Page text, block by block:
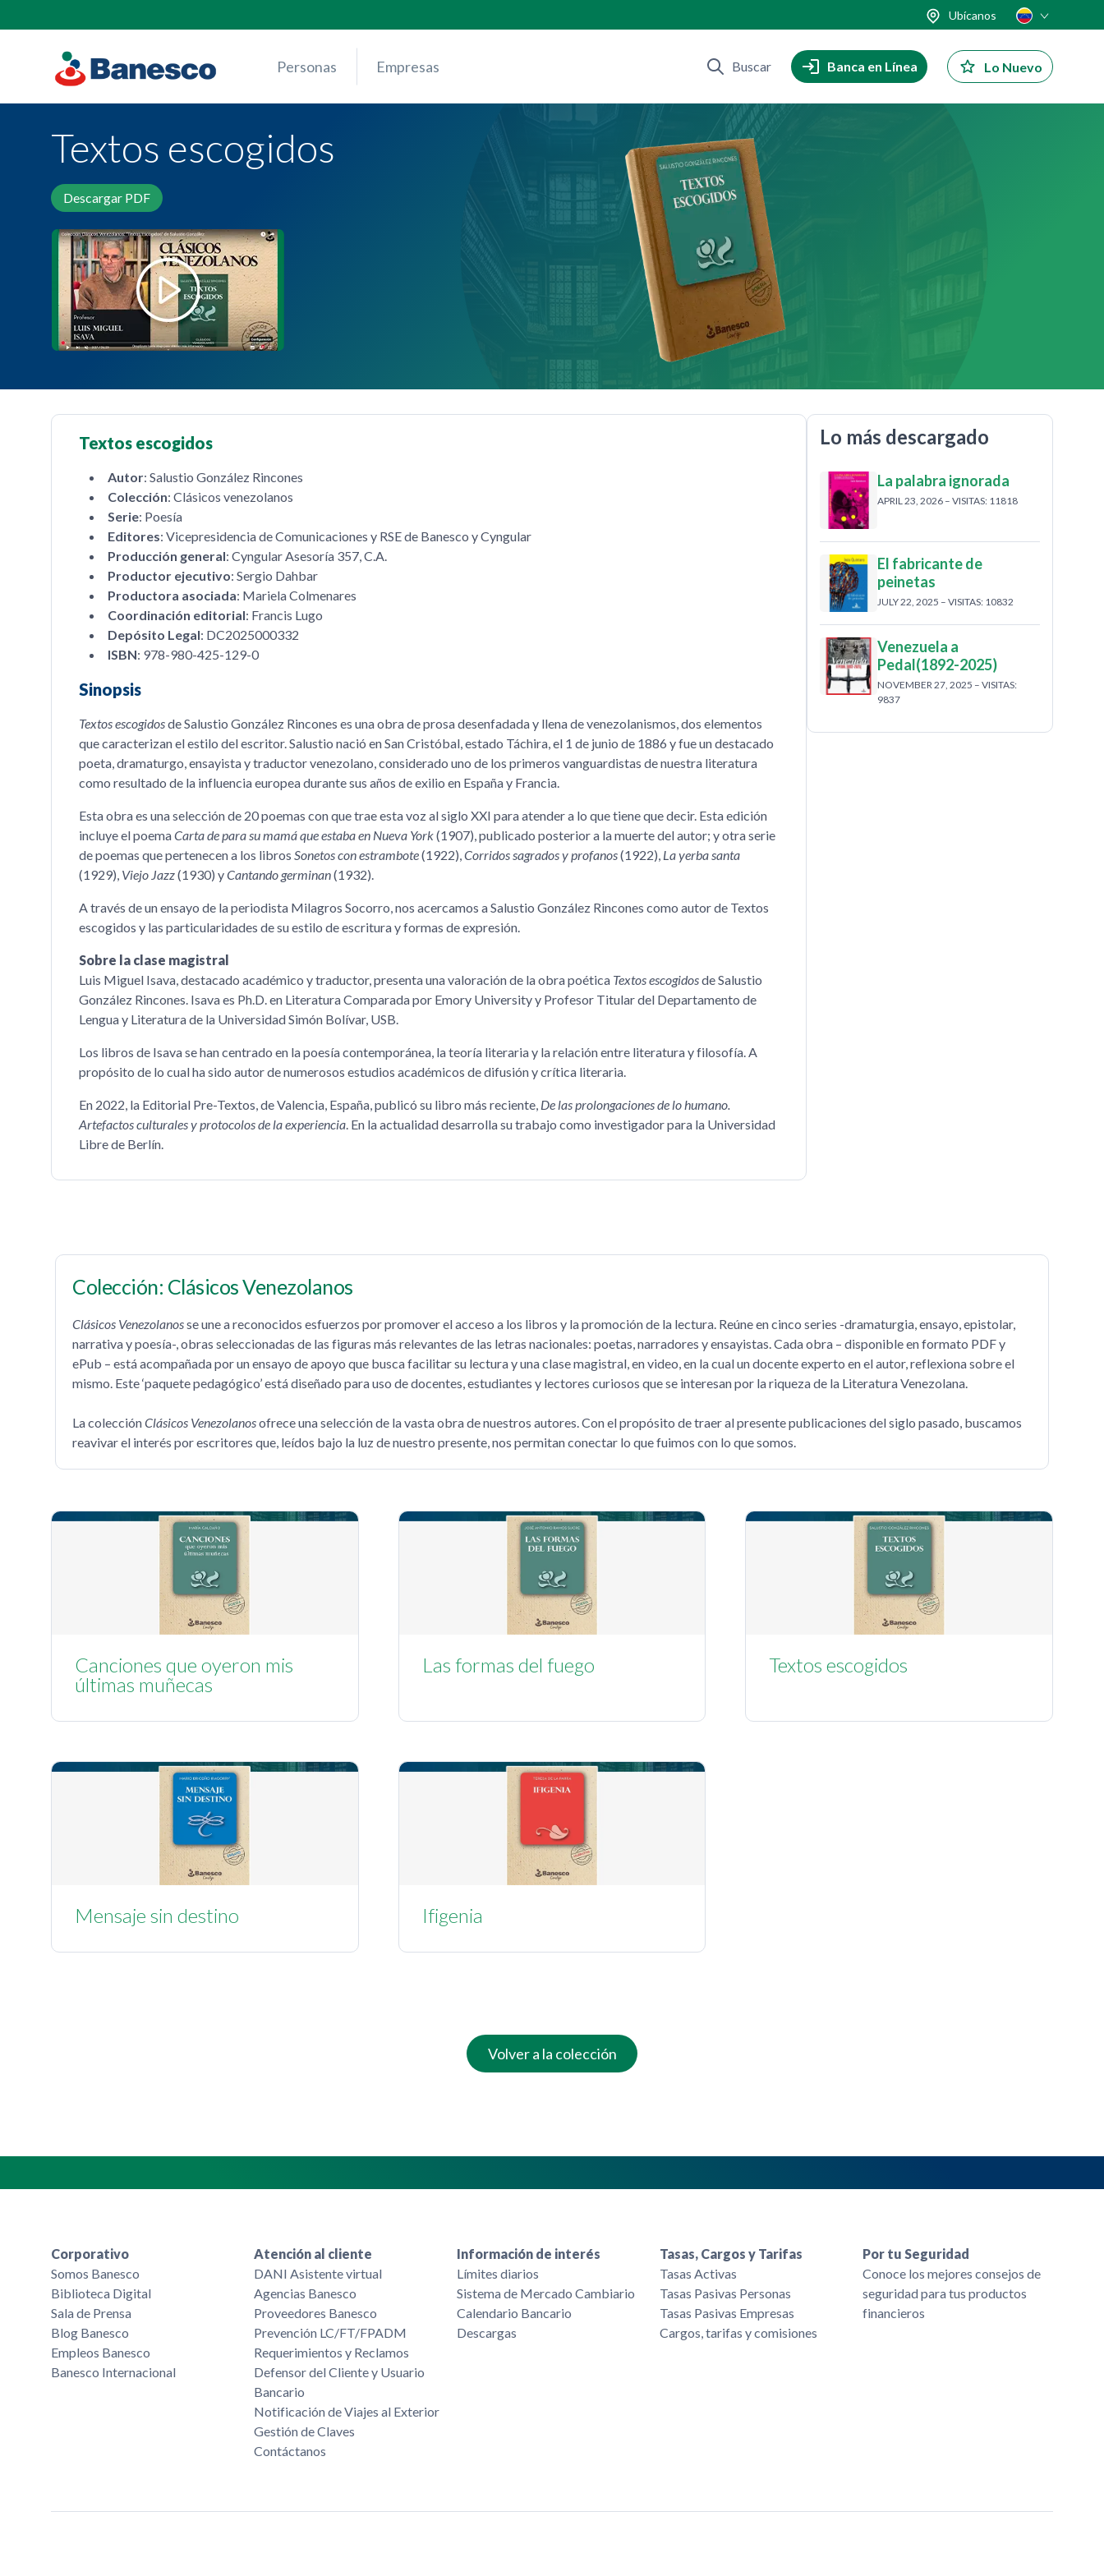
content
Ubícanos
Personas Empresas Buscar Banca en Línea Lo Nuevo
Textos escogidos
Descargar PDF
Textos escogidos
Autor: Salustio González Rincones
Colección: Clásicos venezolanos
Serie: Poesía
Editores: Vicepresidencia de Comunicaciones y RSE de Banesco y Cyngular
Producción general: Cyngular Asesoría 357, C.A.
Productor ejecutivo: Sergio Dahbar
Productora asociada: Mariela Colmenares
Coordinación editorial: Francis Lugo
Depósito Legal: DC2025000332
ISBN: 978-980-425-129-0
Sinopsis
Textos escogidosde Salustio González Rincones es una obra de prosa desenfadada y llena de venezolanismos, dos elementos
que caracterizan el estilo del escritor. Salustio nació en San Cristóbal, estado Táchira, el 1 de junio de 1886 y fue un destacado
poeta, dramaturgo, ensayista y traductor venezolano, considerado uno de los primeros vanguardistas de nuestra literatura
como resultado de la influencia europea durante sus años de exilio en España y Francia.
Esta obra es una selección de 20 poemas con que trae esta voz al siglo XXI para atender a lo que tiene que decir. Esta edición
incluye el poemaCarta de para su mamá que estaba en Nueva York(1907), publicado posterior a la muerte del autor; y otra serie
de poemas que pertenecen a los libros Sonetos con estrambote(1922),Corridos sagrados y profanos(1922), La yerba santa
(1929), Viejo Jazz(1930) yCantando germinan(1932).
A través de un ensayo de la periodista Milagros Socorro, nos acercamos a Salustio González Rincones como autor de Textos
escogidos y las particularidades de su estilo de escritura y formas de expresión.
Sobre la clase magistral
Luis Miguel Isava, destacado académico y traductor, presenta una valoración de la obra poética Textos escogidosde Salustio
González Rincones. Isava es Ph.D. en Literatura Comparada por Emory University y Profesor Titular del Departamento de
Lengua y Literatura de la Universidad Simón Bolívar, USB.
Los libros de Isava se han centrado en la poesía contemporánea, la teoría literaria y la relación entre literatura y filosofía. A
propósito de lo cual ha sido autor de numerosos estudios académicos de difusión y crítica literaria.
En 2022, la Editorial Pre-Textos, de Valencia, España, publicó su libro más reciente, De las prolongaciones de lo humano.
Artefactos culturales y protocolos de la experiencia. En la actualidad desarrolla su trabajo como investigador para la Universidad
Libre de Berlín.
Lo más descargado
La palabra ignorada
APRIL 23, 2026 – VISITAS: 11818
El fabricante de
peinetas
JULY 22, 2025 – VISITAS: 10832
Venezuela a
Pedal(1892-2025)
NOVEMBER 27, 2025 – VISITAS:
9837
Colección: Clásicos Venezolanos
Clásicos Venezolanosse une a reconocidos esfuerzos por promover el acceso a los libros y la promoción de la lectura. Reúne en cinco series -dramaturgia, ensayo, epistolar,
narrativa y poesía-, obras seleccionadas de las figuras más relevantes de las letras nacionales: poetas, narradores y ensayistas. Cada obra – disponible en formato PDF y
ePub – está acompañada por un ensayo de apoyo que busca facilitar su lectura y una clase magistral, en video, en la cual un docente experto en el autor, reflexiona sobre el
mismo. Este ‘paquete pedagógico’ está diseñado para uso de docentes, estudiantes y lectores curiosos que se interesan por la riqueza de la Literatura Venezolana.
La colecciónClásicos Venezolanosofrece una selección de la vasta obra de nuestros autores. Con el propósito de traer al presente publicaciones del siglo pasado, buscamos
reavivar el interés por escritores que, leídos bajo la luz de nuestro presente, nos permitan conectar lo que fuimos con lo que somos.
Canciones que oyeron mis
últimas muñecas
Las formas del fuego Textos escogidos
Mensaje sin destino Ifigenia
Volver a la colección
Corporativo
Somos Banesco
Biblioteca Digital
Sala de Prensa
Blog Banesco
Empleos Banesco
Banesco Internacional
Atención al cliente
DANI Asistente virtual
Agencias Banesco
Proveedores Banesco
Prevención LC/FT/FPADM
Requerimientos y Reclamos
Defensor del Cliente y Usuario
Bancario
Notificación de Viajes al Exterior
Gestión de Claves
Contáctanos
Información de interés
Límites diarios
Sistema de Mercado Cambiario
Calendario Bancario
Descargas
Tasas, Cargos y Tarifas
Tasas Activas
Tasas Pasivas Personas
Tasas Pasivas Empresas
Cargos, tarifas y comisiones
Por tu Seguridad
Conoce los mejores consejos de
seguridad para tus productos
financieros